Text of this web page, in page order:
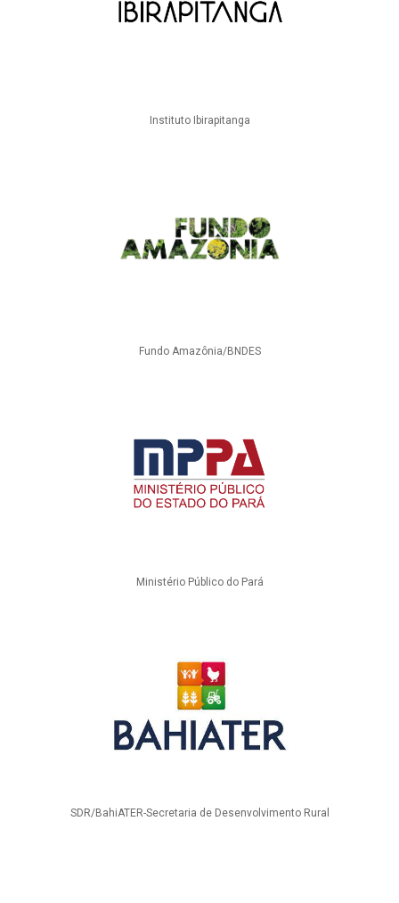
Instituto Ibirapitanga
Fundo Amazônia/BNDES
Ministério Público do Pará
SDR/BahiATER-Secretaria de Desenvolvimento Rural